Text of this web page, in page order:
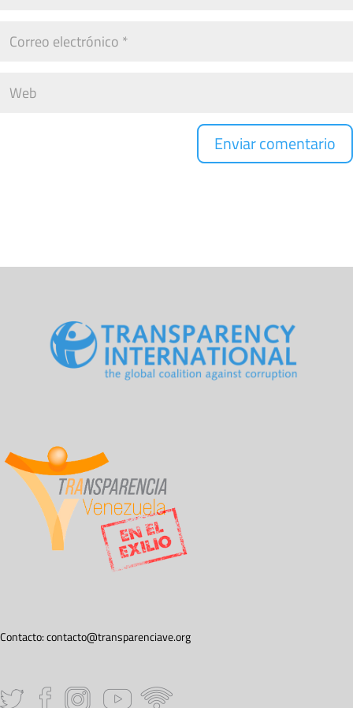
Contacto:contacto@transparenciave.org